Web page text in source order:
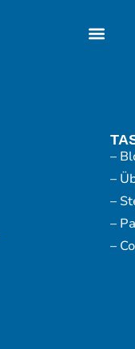
–
–
–
–
–